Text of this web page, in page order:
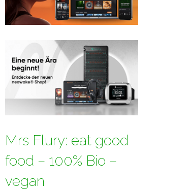
Mrs Flury: eat good
food – 100% Bio –
vegan